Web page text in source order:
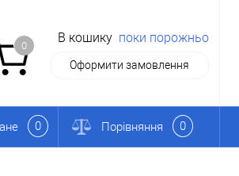
0
В кошику поки порожньо
Оформити замовлення
0 Порівняння 0